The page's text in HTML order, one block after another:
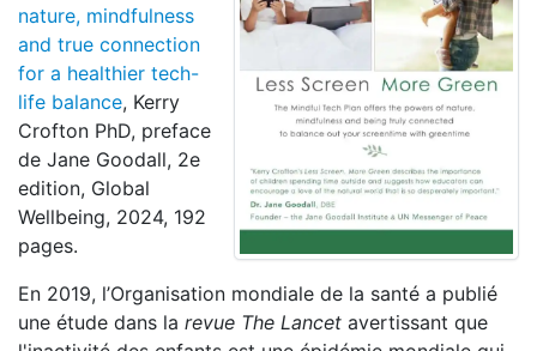
nature, mindfulness
and true connection
for a healthier tech-
life balance, Kerry
Crofton PhD, preface
de Jane Goodall, 2e
edition, Global
Wellbeing, 2024, 192
pages.
En 2019, l’Organisation mondiale de la santé a publié
une étude dans la revue The Lancet avertissant que